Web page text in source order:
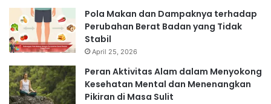
Pola Makan dan Dampaknya terhadap
Perubahan Berat Badan yang Tidak
Stabil
April 25, 2026
Peran Aktivitas Alam dalam Menyokong
Kesehatan Mental dan Menenangkan
Pikiran di Masa Sulit